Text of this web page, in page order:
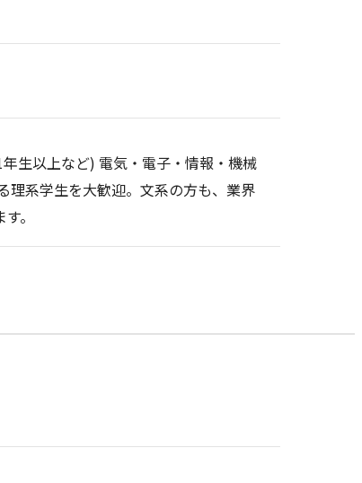
生以上など) 電気・電子・情報・機械
理系学生を大歓迎。文系の方も、業界
。